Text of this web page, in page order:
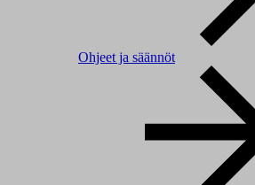
Ohjeet ja säännöt